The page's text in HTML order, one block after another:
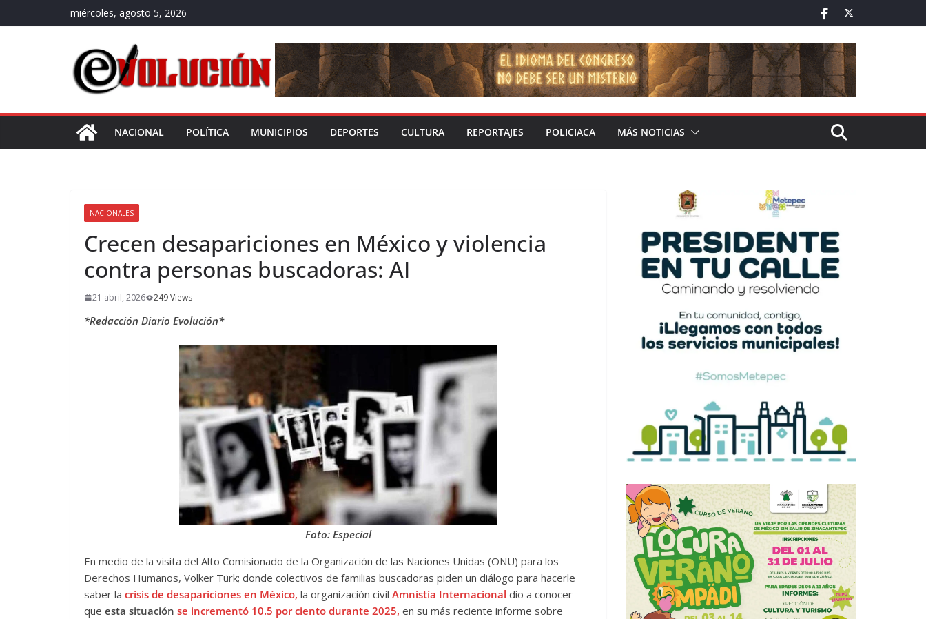
al
miércoles, agosto 5, 2026
NACIONAL POLÍTICA MUNICIPIOS DEPORTES CULTURA REPORTAJES POLICIACA MÁS NOTICIAS
NACIONALES
Crecen desapariciones en México y violencia
contra personas buscadoras: AI
21 abril, 2026 249 Views
*Redacción Diario Evolución*
Foto: Especial
En medio de la visita del Alto Comisionado de la Organización de las Naciones Unidas (ONU) para los
Derechos Humanos, Volker Türk; donde colectivos de familias buscadoras piden un diálogo para hacerle
saber la crisis de desapariciones en México, la organización civil Amnistía Internacional dio a conocer
que esta situación se incrementó 10.5 por ciento durante 2025, en su más reciente informe sobre